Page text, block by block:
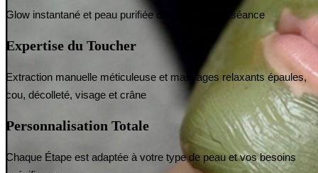
Glow instantané et peau purifiée dès la première séance
Expertise du Toucher
Extraction manuelle méticuleuse et massages relaxants épaules,
cou, décolleté, visage et crâne
Personnalisation Totale
Chaque Étape est adaptée à votre type de peau et vos besoins